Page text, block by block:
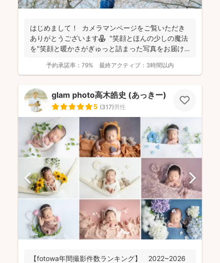
はじめまして！ カメラマンページをご覧いただき
ありがとうございます⚘ "笑顔とほんの少しの魔法
を"笑顔と暖かさがぎゅっと詰まった写真をお届け
予約承諾率： 79% 最終アクティブ： 3時間以内
glam photo高木皓史 (あっきー)
5 (317)男性
【fotowa年間撮影件数ランキング】 2022~2026